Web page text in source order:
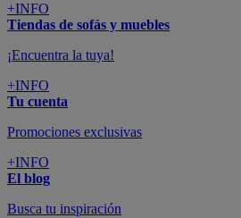
+INFO
Tiendas de sofás y muebles
¡Encuentra la tuya!
+INFO
Tu cuenta
Promociones exclusivas
+INFO
El blog
Busca tu inspiración